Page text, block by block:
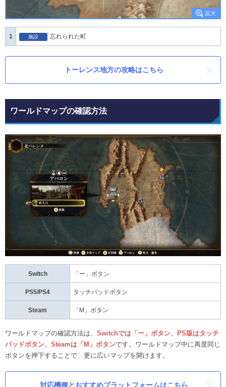
1 施設 忘れられた町
トーレンス地方の攻略はこちら
ワールドマップの確認方法
Switch 「ー」ボタン
PS5/PS4 タッチパッドボタン
Steam 「M」ボタン
ワールドマップの確認方法は、 Switchでは「ー」ボタン、PS版はタッチ
パッドボタン、Steamは「M」ボタンです。ワールドマップ中に再度同じ
ボタンを押下することで、更に広いマップを開けます。
対応機種とおすすめプラットフォームはこちら